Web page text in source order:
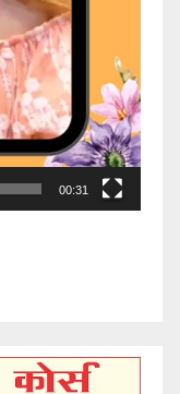
00:31